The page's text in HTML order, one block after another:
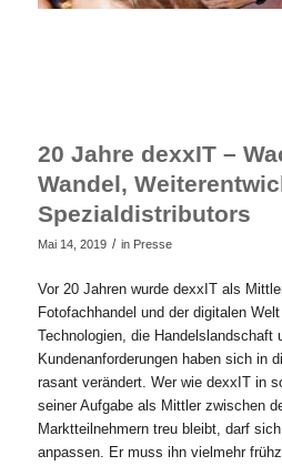
20 Jahre dexxIT –
Wandel,
Spezialdistributors
Mai 14, 2019 / in Presse
Vor 20 Jahren wurde dexxIT als
Fotofachhandel und der digitalen
Technologien, die Handelslandschaft
Kundenanforderungen haben sich in
rasant verändert. Wer wie dexxIT in
seiner Aufgabe als Mittler zwischen
Marktteilnehmern treu bleibt, darf
anpassen. Er muss ihn vielmehr